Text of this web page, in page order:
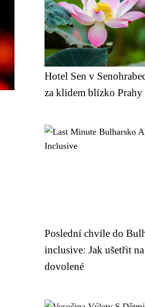
Hotel Sen v
za klidem blízko Prahy
Poslední chvíle do
inclusive: Jak ušetřit na
dovolené